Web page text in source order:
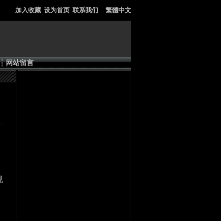
加入收藏 设为首页 联系我们 繁體中文
┆ 网站留言